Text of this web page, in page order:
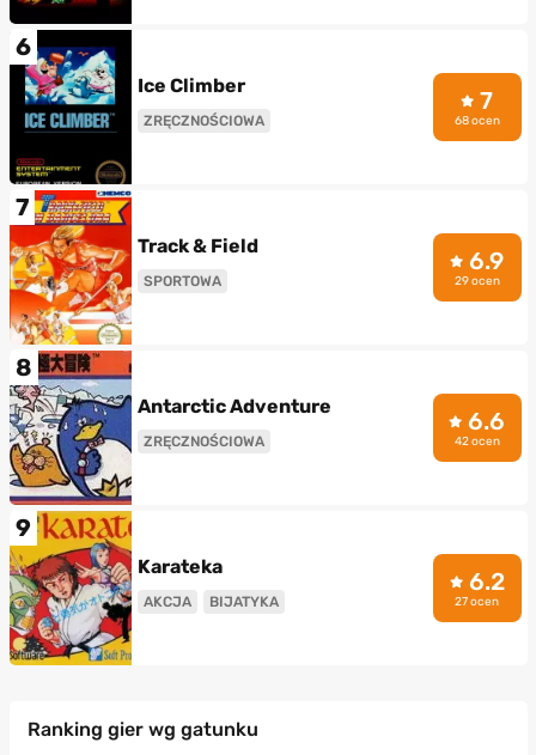
6
Ice Climber
ZRĘCZNOŚCIOWA
7
68 ocen
7
Track & Field
SPORTOWA
6.9
29 ocen
8
Antarctic Adventure
ZRĘCZNOŚCIOWA
6.6
42 ocen
9
Karateka
AKCJA BIJATYKA
6.2
27 ocen
Ranking gier wg gatunku